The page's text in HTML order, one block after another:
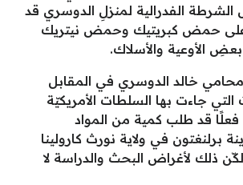
الفدرالية لمنزلِ الدوسري قد
على حمض كبريتيك وحمض نيتريك
الأوعية والأسلاك.
خالد الدوسري في المقابل
التي جاءت بها السلطات الأمريكيّة
فعلًا قد طلب كمية من المواد
برلنغتون في ولاية نورث كارولينا
ذلك لأغراض البحث والدراسة لا